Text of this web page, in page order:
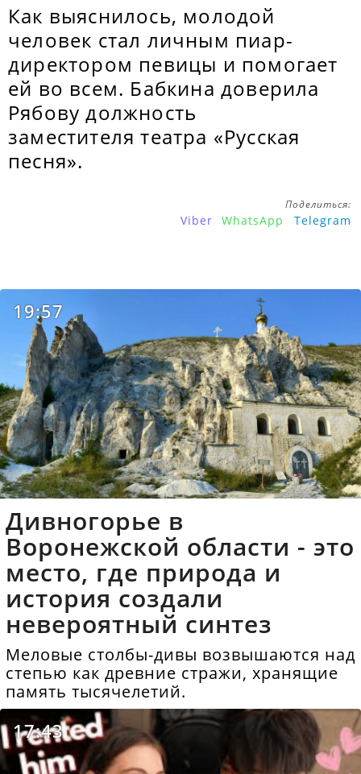
Как выяснилось, молодой
человек стал личным пиар-
директором певицы и помогает
ей во всем. Бабкина доверила
Рябову должность
заместителя театра «Русская
песня».
Поделиться:
Viber WhatsApp Telegram
19:57
Дивногорье в
Воронежской области - это
место, где природа и
история создали
невероятный синтез
Меловые столбы-дивы возвышаются над
степью как древние стражи, хранящие
память тысячелетий.
17:43